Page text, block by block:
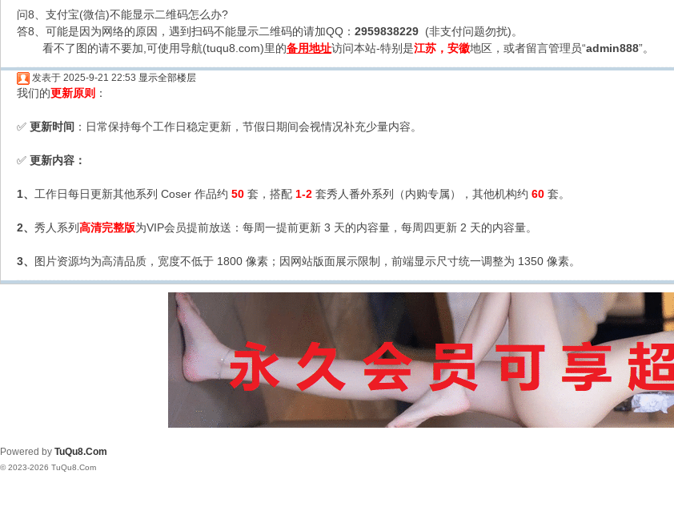
问8、支付宝(微信)不能显示二维码怎么办?
答8、可能是因为网络的原因，遇到扫码不能显示二维码的请加QQ： 2959838229 (非支付问题勿扰)。
看不了图的请不要加,可使用导航(tuqu8.com)里的备用地址访问本站-特别是江苏，安徽地区，或者留言管理员“admin888”。
发表于 2025-9-21 22:53 显示全部楼层
我们的更新原则 ：
✅ 更新时间 ：日常保持每个工作日稳定更新，节假日期间会视情况补充少量内容。
✅ 更新内容：
1、 工作日每日更新其他系列 Coser 作品约 50 套，搭配 1-2 套秀人番外系列（内购专属），其他机构约 60 套。
2、 秀人系列高清完整版为VIP会员提前放送：每周一提前更新 3 天的内容量，每周四更新 2 天的内容量。
3、 图片资源均为高清品质，宽度不低于 1800 像素；因网站版面展示限制，前端显示尺寸统一调整为 1350 像素。
Powered by TuQu8.Com
© 2023-2026 TuQu8.Com